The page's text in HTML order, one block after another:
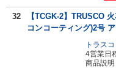
32
【TCGK-2】TRUSCO
コンコーティング)2号
トラスコ
4営業日
商品説明